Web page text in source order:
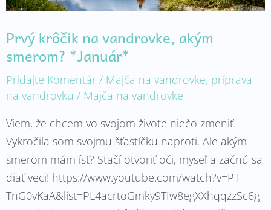
Prvý krôčik na vandrovke, akým
smerom? *Január*
Pridajte Komentár / Majča na vandrovke, príprava
na vandrovku / Majča na vandrovke
Viem, že chcem vo svojom živote niečo zmeniť.
Vykročila som svojmu šťastíčku naproti. Ale akým
smerom mám ísť? Stačí otvoriť oči, myseľ a začnú sa
diať veci! https://www.youtube.com/watch?v=PT-
TnG0vKaA&list=PL4acrtoGmky9TIw8egXXhqqzzSc6g